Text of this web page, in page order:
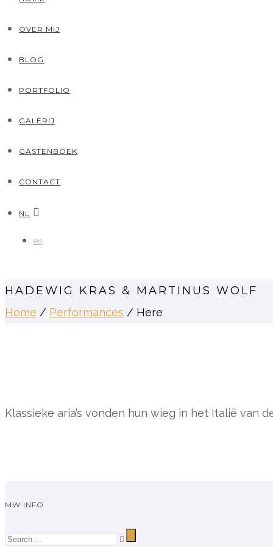
OVER MIJ
BLOG
PORTFOLIO
GALERIJ
GASTENBOEK
CONTACT
NL
en
HADEWIG KRAS & MARTINUS WOLF
Home / Performances / Here
Klassieke aria’s vonden hun wieg in het Italië
MW INFO